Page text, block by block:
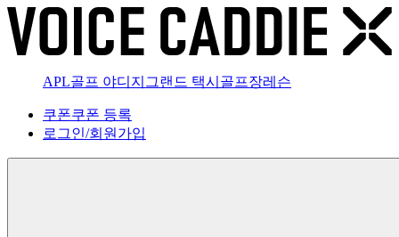
APL골프 야디지 그랜드 택시 골프장레슨
쿠폰쿠폰 등록
로그인/회원가입